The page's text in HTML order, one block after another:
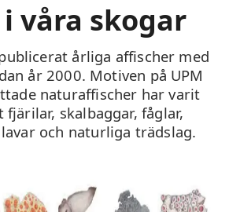
våra skogar
årliga affischer med
år 2000. Motiven på UPM
naturaffischer har varit
fjärilar, skalbaggar, fåglar,
och naturliga trädslag.